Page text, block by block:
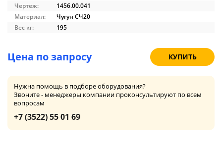
Чертеж:
1456.00.041
Материал:
Чугун СЧ20
Вес кг:
195
Цена по запросу КУПИТЬ
Нужна помощь в подборе оборудования?
Звоните - менеджеры компании проконсультируют по всем
вопросам
+7 (3522) 55 01 69